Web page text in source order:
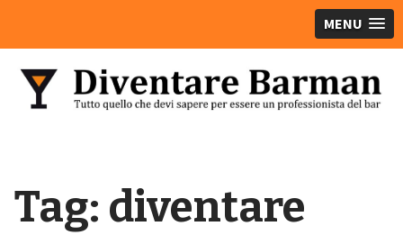
MENU
Tag: diventare